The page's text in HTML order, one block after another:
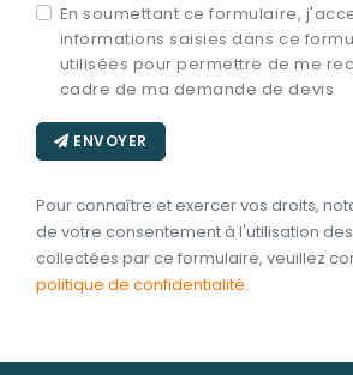
En soumettant ce formulaire,
informations saisies dans ce
utilisées pour permettre de me
cadre de ma demande de devis
ENVOYER
Pour connaître et exercer vos droits,
de votre consentement à l'utilisation
collectées par ce formulaire, veuillez
politique de confidentialité.